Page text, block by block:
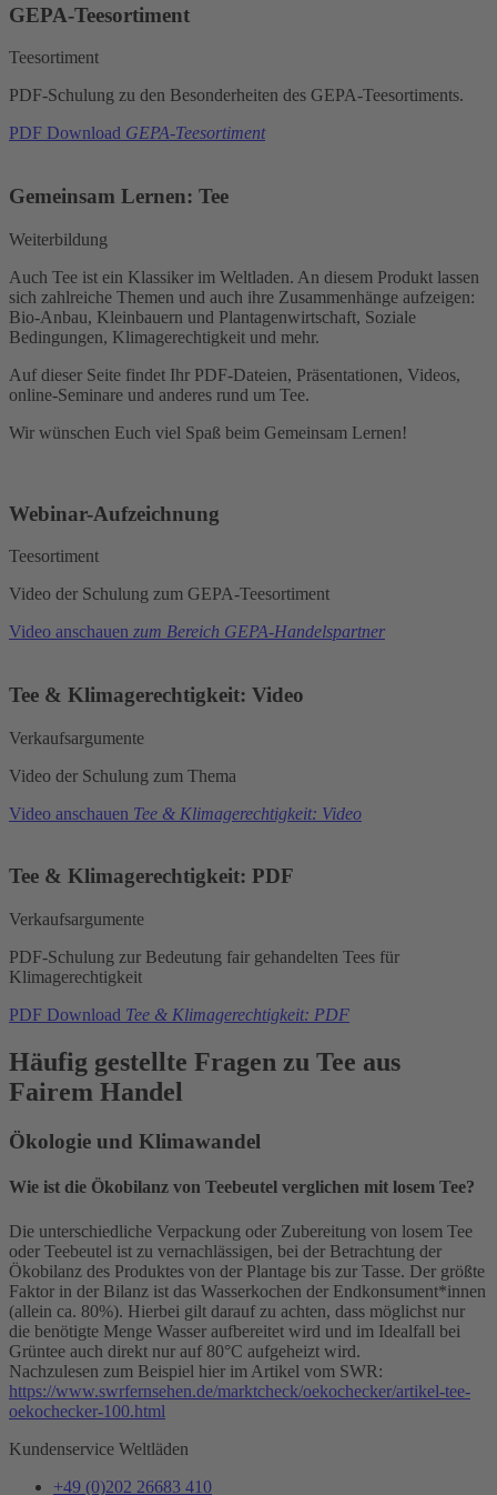
GEPA-Teesortiment
Teesortiment
PDF-Schulung zu den Besonderheiten des GEPA-Teesortiments.
PDF Download GEPA-Teesortiment
Gemeinsam Lernen: Tee
Weiterbildung
Auch Tee ist ein Klassiker im Weltladen. An diesem Produkt lassen
sich zahlreiche Themen und auch ihre Zusammenhänge aufzeigen:
Bio-Anbau, Kleinbauern und Plantagenwirtschaft, Soziale
Bedingungen, Klimagerechtigkeit und mehr.
Auf dieser Seite findet Ihr PDF-Dateien, Präsentationen, Videos,
online-Seminare und anderes rund um Tee.
Wir wünschen Euch viel Spaß beim Gemeinsam Lernen!
Webinar-Aufzeichnung
Teesortiment
Video der Schulung zum GEPA-Teesortiment
Video anschauen zum Bereich GEPA-Handelspartner
Tee & Klimagerechtigkeit: Video
Verkaufsargumente
Video der Schulung zum Thema
Video anschauen Tee & Klimagerechtigkeit: Video
Tee & Klimagerechtigkeit: PDF
Verkaufsargumente
PDF-Schulung zur Bedeutung fair gehandelten Tees für
Klimagerechtigkeit
PDF Download Tee & Klimagerechtigkeit: PDF
Häufig gestellte Fragen zu Tee aus
Fairem Handel
Ökologie und Klimawandel
Wie ist die Ökobilanz von Teebeutel verglichen mit losem Tee?
Die unterschiedliche Verpackung oder Zubereitung von losem Tee
oder Teebeutel ist zu vernachlässigen, bei der Betrachtung der
Ökobilanz des Produktes von der Plantage bis zur Tasse. Der größte
Faktor in der Bilanz ist das Wasserkochen der Endkonsument*innen
(allein ca. 80%). Hierbei gilt darauf zu achten, dass möglichst nur
die benötigte Menge Wasser aufbereitet wird und im Idealfall bei
Grüntee auch direkt nur auf 80°C aufgeheizt wird.
Nachzulesen zum Beispiel hier im Artikel vom SWR:
https://www.swrfernsehen.de/marktcheck/oekochecker/artikel-tee-
oekochecker-100.html
Kundenservice Weltläden
+49 (0)202 26683 410